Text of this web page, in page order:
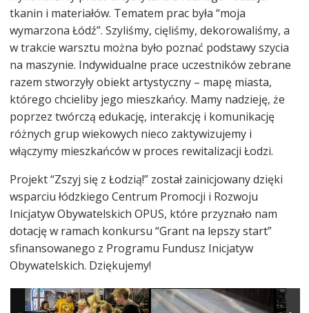
tkanin i materiałów. Tematem prac była “moja
wymarzona Łódź”. Szyliśmy, cięliśmy, dekorowaliśmy, a
w trakcie warsztu można było poznać podstawy szycia
na maszynie. Indywidualne prace uczestników zebrane
razem stworzyły obiekt artystyczny – mapę miasta,
którego chcieliby jego mieszkańcy. Mamy nadzieję, że
poprzez twórczą edukację, interakcję i komunikację
różnych grup wiekowych nieco zaktywizujemy i
włączymy mieszkańców w proces rewitalizacji Łodzi.
Projekt “Zszyj się z Łodzią!” został zainicjowany dzięki
wsparciu łódzkiego Centrum Promocji i Rozwoju
Inicjatyw Obywatelskich OPUS, które przyznało nam
dotację w ramach konkursu “Grant na lepszy start”
sfinansowanego z Programu Fundusz Inicjatyw
Obywatelskich. Dziękujemy!